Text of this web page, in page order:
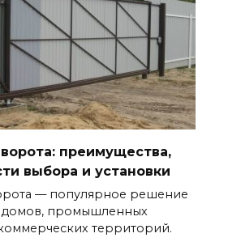
преимущества,
выбора и установки
— популярное решение
домов, промышленных
территорий.